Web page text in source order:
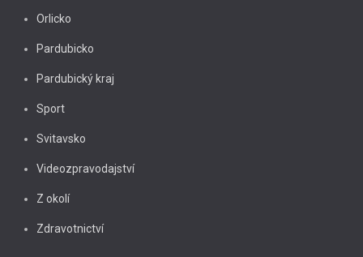
Orlicko
Pardubicko
Pardubický kraj
Sport
Svitavsko
Videozpravodajství
Z okolí
Zdravotnictví